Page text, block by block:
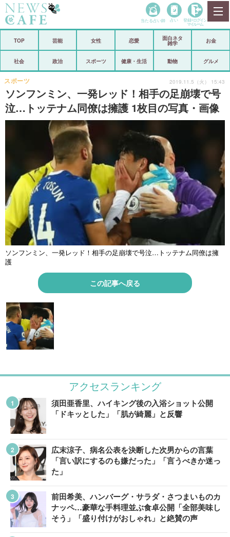
政治
経済
芸能 スポーツ
恋愛 ビックリ
コメントポスト アリ／ナシ
リリース ショップ
登録・ログイン/マイルーム
当たる占い師 占い 登録• ログイン
マイルーム
TOP 芸能 女性 恋愛
面白ネタ
雑学
お金
社会 政治 スポーツ 健康・生活 動物 グルメ
ソンフンミン、一発レッド！相手の足崩壊で号
泣…トッテナム同僚は擁護 1枚目の写真・画像
スポーツ 2019.11.5（火） 15:43
ソンフンミン、一発レッド！相手の足崩壊で号泣…トッテナム同僚は擁
護
この記事へ戻る
アクセスランキング
須田亜香里、ハイキング後の入浴ショット公開
「ドキッとした」「肌が綺麗」と反響
広末涼子、病名公表を決断した次男からの言葉
「言い訳にするのも嫌だった」「言うべきか迷っ
た」
前田希美、ハンバーグ・サラダ・さつまいものカ
ナッペ…豪華な手料理並ぶ食卓公開「全部美味し
そう」「盛り付けがおしゃれ」と絶賛の声